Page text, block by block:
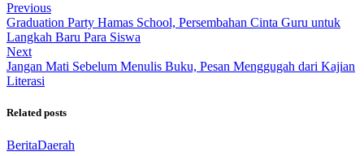
Previous
Graduation Party Hamas School, Persembahan Cinta Guru untuk
Langkah Baru Para Siswa
Next
Jangan Mati Sebelum Menulis Buku, Pesan Menggugah dari Kajian
Literasi
Related posts
BeritaDaerah